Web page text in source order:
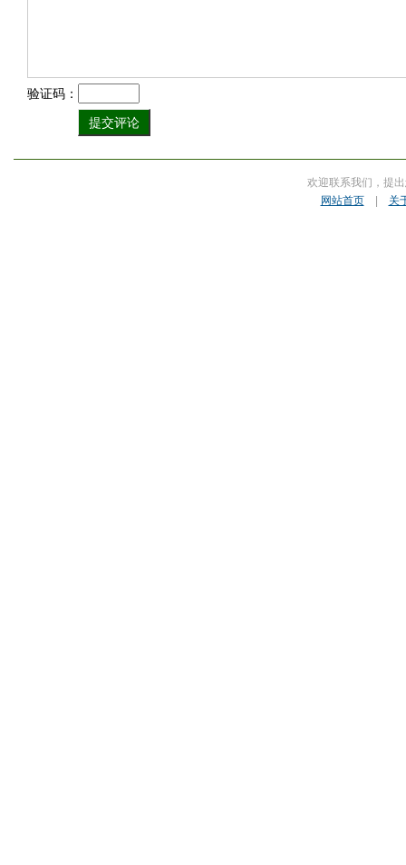
验证码：
欢迎联系我们，提
网站首页| 关